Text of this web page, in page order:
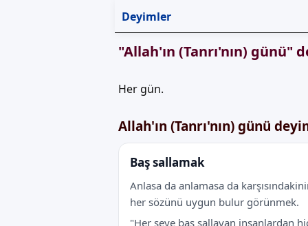
Deyimler
"Allah'ın (Tanrı'nın) günü"
Her gün.
Allah'ın (Tanrı'nın) günü
Baş sallamak
Anlasa da anlamasa da
her sözünü uygun bulur görünmek.
"Her şeye baş sallayan insanlardan